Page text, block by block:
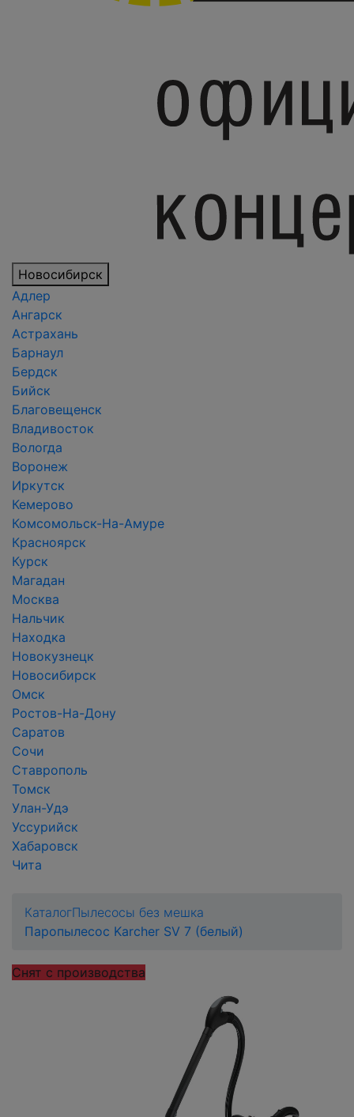
Новосибирск
Адлер
Ангарск
Астрахань
Барнаул
Бердск
Бийск
Благовещенск
Владивосток
Вологда
Воронеж
Иркутск
Кемерово
Комсомольск-На-Амуре
Красноярск
Курск
Магадан
Москва
Нальчик
Находка
Новокузнецк
Новосибирск
Омск
Ростов-На-Дону
Саратов
Сочи
Ставрополь
Томск
Улан-Удэ
Уссурийск
Хабаровск
Чита
КаталогПылесосы без мешка
Паропылесос Karcher SV 7 (белый)
Снят с производства